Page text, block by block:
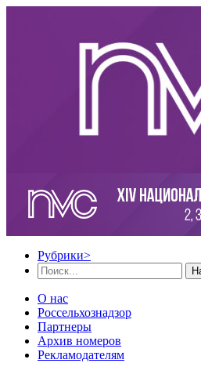
Рубрики>
О нас
Россельхознадзор
Партнеры
Архив номеров
Рекламодателям